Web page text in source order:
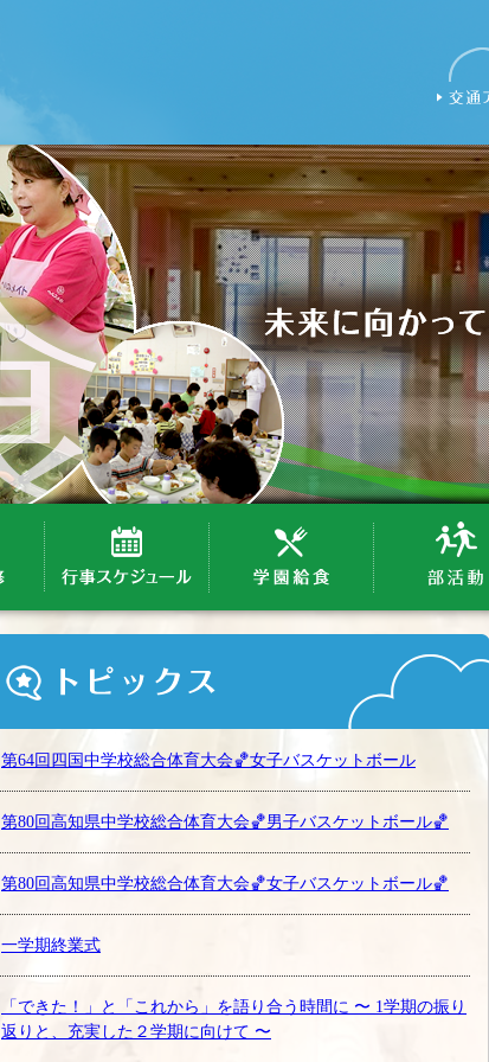
第64回四国中学校総合体育大会🏀女子バスケットボール
第80回高知県中学校総合体育大会🏀男子バスケットボール🏀
第80回高知県中学校総合体育大会🏀女子バスケットボール🏀
一学期終業式
「できた！」と「これから」を語り合う時間に 〜 1学期の振り
返りと、充実した２学期に向けて 〜